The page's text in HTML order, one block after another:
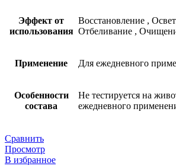
Эффект от
использования
Восстановление ,
Отбеливание ,
Применение Для ежедневного
Особенности
состава
Не тестируется на
ежедневного
Сравнить
Просмотр
В избранное